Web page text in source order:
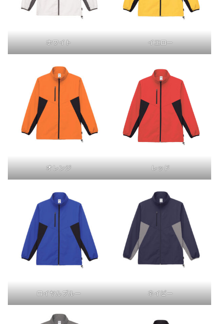
ホワイト イエロー
オレンジ レッド
ロイヤルブルー ネイビー